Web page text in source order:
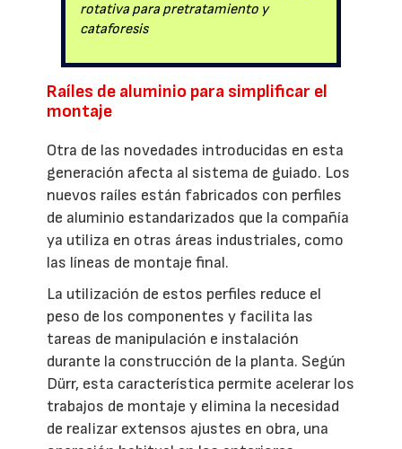
rotativa para pretratamiento y
cataforesis
Raíles de aluminio para simplificar el
montaje
Otra de las novedades introducidas en esta
generación afecta al sistema de guiado. Los
nuevos raíles están fabricados con perfiles
de aluminio estandarizados que la compañía
ya utiliza en otras áreas industriales, como
las líneas de montaje final.
La utilización de estos perfiles reduce el
peso de los componentes y facilita las
tareas de manipulación e instalación
durante la construcción de la planta. Según
Dürr, esta característica permite acelerar los
trabajos de montaje y elimina la necesidad
de realizar extensos ajustes en obra, una